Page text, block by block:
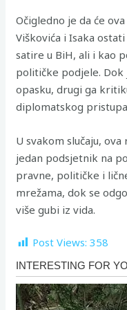
Očigledno je da će
Viškovića i Isaka
satire u BiH, ali i kao
političke podjele.
opasku, drugi ga
diplomatskog
U svakom slučaju,
jedan podsjetnik na
pravne, političke i
mrežama, dok se
više gubi iz vida.
Post Views: 358